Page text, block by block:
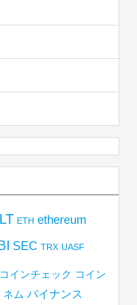
ETH ethereum
SEC TRX UASF
コインチェック コイン
ネム バイナンス